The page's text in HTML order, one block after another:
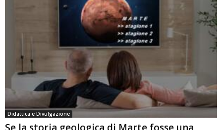
Didattica e Divulgazione